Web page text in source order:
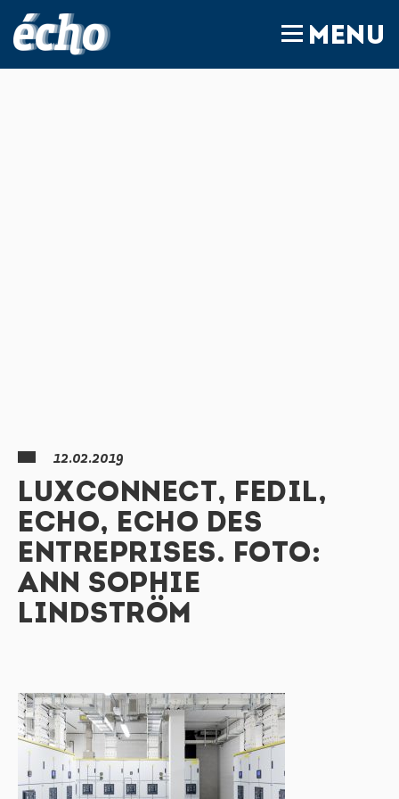
MENU
12.02.2019
LUXCONNECT, FEDIL,
ECHO, ECHO DES
ENTREPRISES. FOTO:
ANN SOPHIE
LINDSTRÖM